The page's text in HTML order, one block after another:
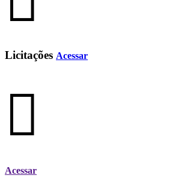
Licitações Acessar
Acessar